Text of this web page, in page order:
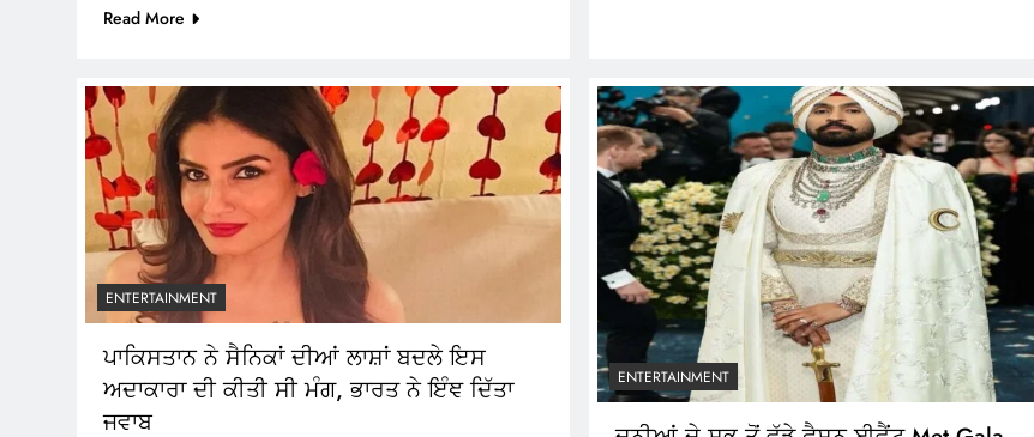
Read More
ENTERTAINMENT
ਪਾਕਿਸਤਾਨ ਨੇ ਸੈਨਿਕਾਂ ਦੀਆਂ ਲਾਸ਼ਾਂ ਬਦਲੇ ਇਸ
ਅਦਾਕਾਰਾ ਦੀ ਕੀਤੀ ਸੀ ਮੰਗ, ਭਾਰਤ ਨੇ ਇੰਞ ਦਿੱਤਾ
ਜਵਾਬ
ENTERTAINMENT